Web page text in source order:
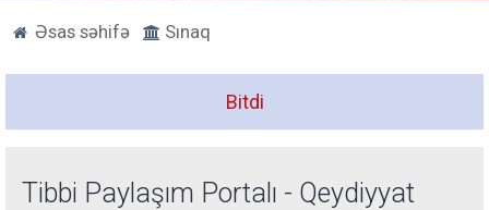
Əsas səhifə Sınaq
Bitdi
Tibbi Paylaşım Portalı - Qeydiyyat